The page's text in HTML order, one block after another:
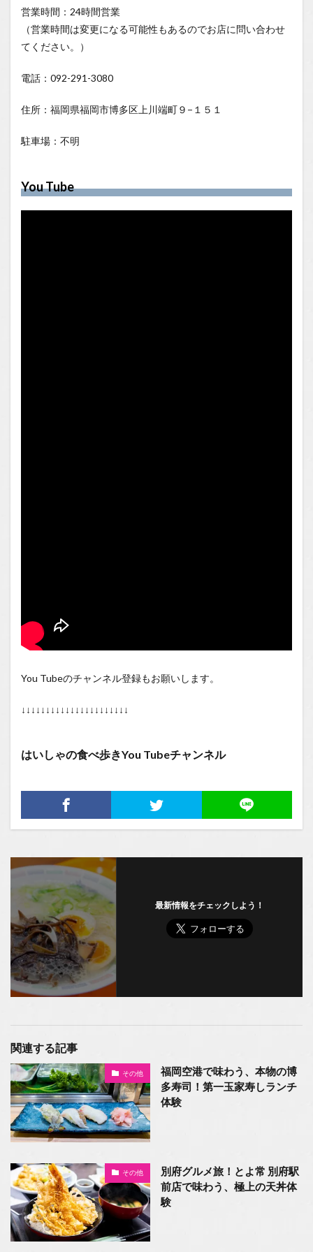
営業時間：24時間営業
（営業時間は変更になる可能性もあるのでお店に問い合わせ
てください。）
電話：092-291-3080
住所：福岡県福岡市博多区上川端町９−１５１
駐車場：不明
You Tube
You Tubeのチャンネル登録もお願いします。
↓↓↓↓↓↓↓↓↓↓↓↓↓↓↓↓↓↓↓↓↓↓
はいしゃの食べ歩きYou Tubeチャンネル
最新情報をチェックしよう！
関連する記事
その他
福岡空港で味わう、本物の博
多寿司！第一玉家寿しランチ
体験
その他
別府グルメ旅！とよ常 別府駅
前店で味わう、極上の天丼体
験